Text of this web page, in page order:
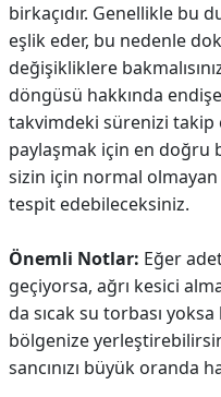
birkaçıdır. Genellikle bu
eşlik eder, bu nedenle
değişikliklere
döngüsü hakkında
takvimdeki sürenizi takip
paylaşmak için en doğru
sizin için normal
tespit edebileceksiniz.
Önemli Notlar: Eğer
geçiyorsa, ağrı kesici
da sıcak su torbası
bölgenize
sancınızı büyük oranda